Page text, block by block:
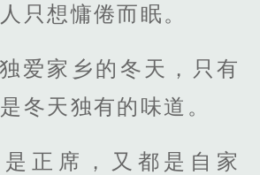
只想慵倦而眠。
爱家乡的冬天，只有
冬天独有的味道。
正席，又都是自家